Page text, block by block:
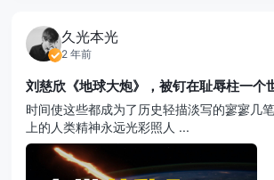
久光本光
2 年前
刘慈欣《地球大炮》，被钉在耻辱柱一个
时间使这些都成为了历史轻描淡写的寥寥几
上的人类精神永远光彩照人 ...